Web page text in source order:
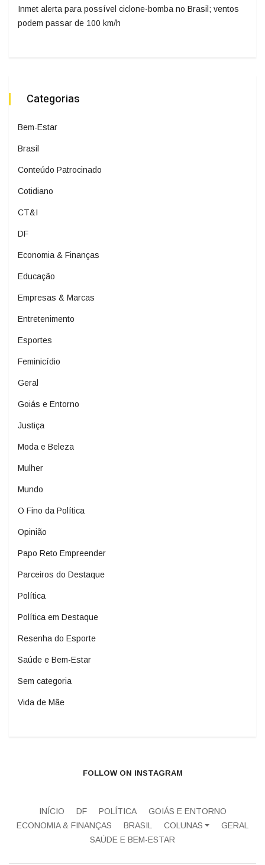
Inmet alerta para possível ciclone-bomba no Brasil; ventos
podem passar de 100 km/h
Categorias
Bem-Estar
Brasil
Conteúdo Patrocinado
Cotidiano
CT&I
DF
Economia & Finanças
Educação
Empresas & Marcas
Entretenimento
Esportes
Feminicídio
Geral
Goiás e Entorno
Justiça
Moda e Beleza
Mulher
Mundo
O Fino da Política
Opinião
Papo Reto Empreender
Parceiros do Destaque
Política
Política em Destaque
Resenha do Esporte
Saúde e Bem-Estar
Sem categoria
Vida de Mãe
FOLLOW ON INSTAGRAM
INÍCIO DF POLÍTICA
GOIÁS E ENTORNO
ECONOMIA & FINANÇAS
BRASIL COLUNAS
GERAL
SAÚDE E BEM-ESTAR